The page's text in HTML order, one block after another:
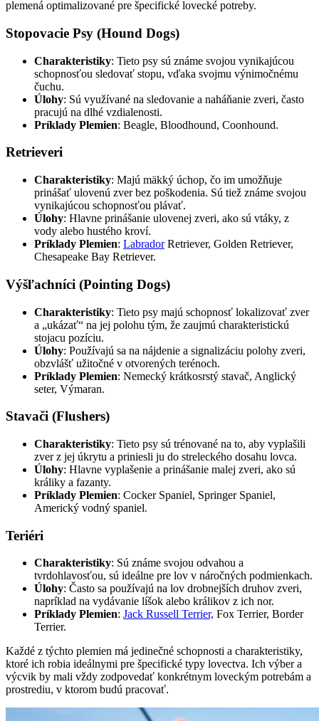
plemená optimalizované pre špecifické lovecké potreby.
Stopovacie Psy (Hound Dogs)
Charakteristiky: Tieto psy sú známe svojou vynikajúcou
schopnosťou sledovať stopu, vďaka svojmu výnimočnému
čuchu.
Úlohy: Sú využívané na sledovanie a naháňanie zveri, často
pracujú na dlhé vzdialenosti.
Príklady Plemien: Beagle, Bloodhound, Coonhound.
Retrieveri
Charakteristiky: Majú mäkký úchop, čo im umožňuje
prinášať ulovenú zver bez poškodenia. Sú tiež známe svojou
vynikajúcou schopnosťou plávať.
Úlohy: Hlavne prinášanie ulovenej zveri, ako sú vtáky, z
vody alebo hustého kroví.
Príklady Plemien: LabradorRetriever, Golden Retriever,
Chesapeake Bay Retriever.
Výšľachníci (Pointing Dogs)
Charakteristiky: Tieto psy majú schopnosť lokalizovať zver
a „ukázať“ na jej polohu tým, že zaujmú charakteristickú
stojacu pozíciu.
Úlohy: Používajú sa na nájdenie a signalizáciu polohy zveri,
obzvlášť užitočné v otvorených terénoch.
Príklady Plemien: Nemecký krátkosrstý stavač, Anglický
seter, Výmaran.
Stavači (Flushers)
Charakteristiky: Tieto psy sú trénované na to, aby vyplašili
zver z jej úkrytu a priniesli ju do streleckého dosahu lovca.
Úlohy: Hlavne vyplašenie a prinášanie malej zveri, ako sú
králiky a fazanty.
Príklady Plemien: Cocker Spaniel, Springer Spaniel,
Americký vodný spaniel.
Teriéri
Charakteristiky: Sú známe svojou odvahou a
tvrdohlavosťou, sú ideálne pre lov v náročných podmienkach.
Úlohy: Často sa používajú na lov drobnejších druhov zveri,
napríklad na vydávanie líšok alebo králikov z ich nor.
Príklady Plemien: Jack Russell Terrier, Fox Terrier, Border
Terrier.
Každé z týchto plemien má jedinečné schopnosti a charakteristiky,
ktoré ich robia ideálnymi pre špecifické typy lovectva. Ich výber a
výcvik by mali vždy zodpovedať konkrétnym loveckým potrebám a
prostrediu, v ktorom budú pracovať.